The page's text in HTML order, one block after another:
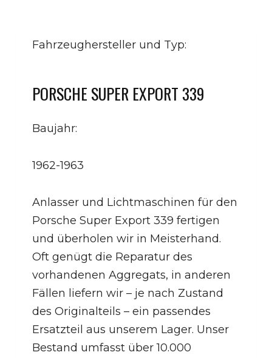
Fahrzeughersteller und Typ:
PORSCHE SUPER EXPORT 339
Baujahr:
1962-1963
Anlasser und Lichtmaschinen für den
Porsche Super Export 339 fertigen
und überholen wir in Meisterhand.
Oft genügt die Reparatur des
vorhandenen Aggregats, in anderen
Fällen liefern wir – je nach Zustand
des Originalteils – ein passendes
Ersatzteil aus unserem Lager. Unser
Bestand umfasst über 10.000